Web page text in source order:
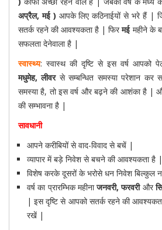
अप्रैल, मई ) आपके लिए कठिनाईयों से भरे हैं |
सतर्क रहने की आवश्यकता है | फिरमई महीने के
सफलता देनेवाला है |
स्वास्थ्य: स्वास्थ की दृष्टि से इस वर्ष आपको
मधुमेह, लीवर से सम्बन्धित समस्या परेशान
समस्या है, तो इस वर्ष और बढ़ने की आशंका है |
की सम्भावना है |
सावधानी
आपने करीबियों से वाद-विवाद से बचें |
व्यापार में बड़े निवेश से बचने की आवश्यकता है |
विशेष करके दूसरों के भरोसे धन निवेश बिल्कुल
वर्ष का प्रारम्भिक महीनाजनवरी, फरवरी और
| इस दृष्टि से आपको सतर्क रहने की
रखें |